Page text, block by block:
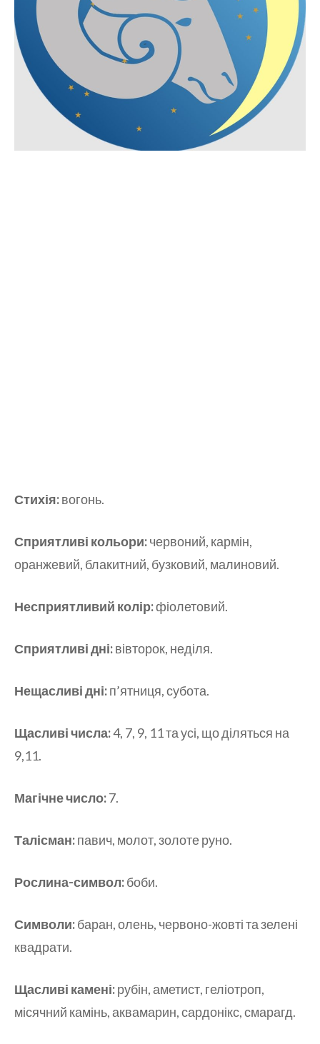
Стихія:вогонь.
Сприятливі кольори:червоний, кармін,
оранжевий, блакитний, бузковий, малиновий.
Несприятливий колір:фіолетовий.
Сприятливі дні:вівторок, неділя.
Нещасливі дні:п’ятниця, субота.
Щасливі числа:4, 7, 9, 11 та усі, що діляться на
9,11.
Магічне число:7.
Талісман:павич, молот, золоте руно.
Рослина-символ:боби.
Символи:баран, олень, червоно-жовті та зелені
квадрати.
Щасливі камені:рубін, аметист, геліотроп,
місячний камінь, аквамарин, сардонікс, смарагд.